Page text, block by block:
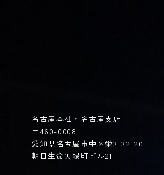
名古屋本社・名古屋支店​
〒460-0008
愛知県名古屋市中区栄3-32-20
朝日生命矢場町ビル2F